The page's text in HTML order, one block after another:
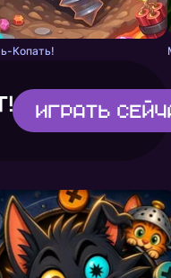
Копать!
Играть